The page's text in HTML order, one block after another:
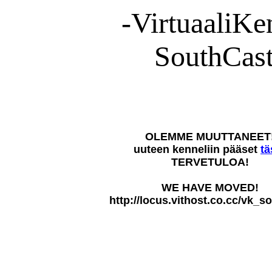
-
OLEMME
uuteen kenneliin pääset
TERVETULOA!
WE HAVE MOVED!
http://locus.vithost.co.cc/